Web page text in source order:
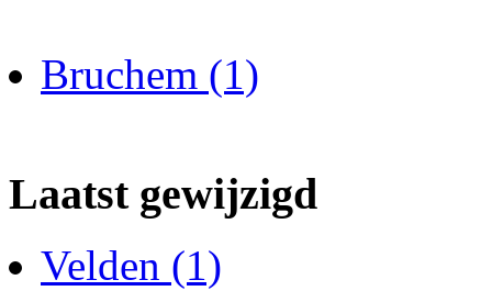
Bruchem (1)
Laatst gewijzigd
Velden (1)